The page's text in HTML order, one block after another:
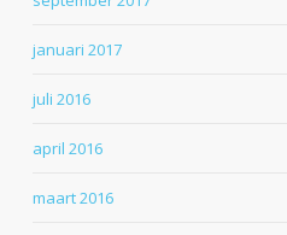
januari 2017
juli 2016
april 2016
maart 2016